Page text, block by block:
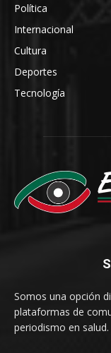
Política
Internacional
Cultura
Deportes
Tecnología
Somos una opción
plataformas de
periodismo en salud.